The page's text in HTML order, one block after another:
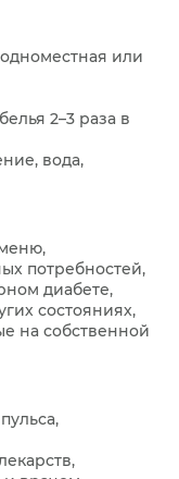
или
2–3 раза в
вода,
потребностей,
диабете,
состояниях,
на собственной